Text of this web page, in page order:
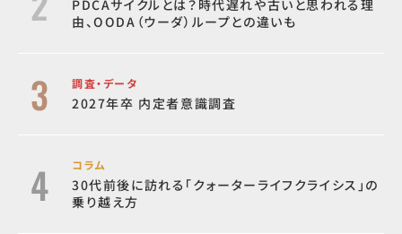
PDCAサイクルとは？時代遅れや古いと思われる理
由、OODA（ウーダ）ループとの違いも
調査・データ
2027年卒 内定者意識調査
コラム
30代前後に訪れる「クォーターライフクライシス」の
乗り越え方